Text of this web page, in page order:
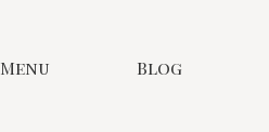
Menu Blog